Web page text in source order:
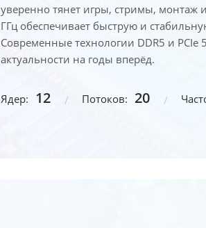
уверенно тянет игры, стримы, монтаж
ГГц обеспечивает быструю и
Современные технологии DDR5 и
актуальности на годы вперёд.
Ядер: 12 Потоков: 20